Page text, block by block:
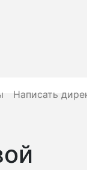
Написать